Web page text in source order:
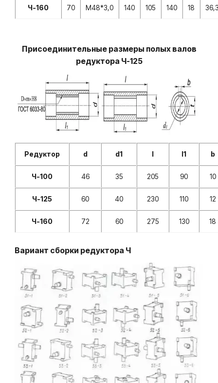
Ч-160 70 М48*3,0 140 105 140 18
Присоединительные размеры полых валов
редуктора Ч-125
Редуктор d d1 l l1 b
Ч-100 46 35 205 90 10
Ч-125 60 40 230 110 12
Ч-160 72 60 275 130 18
Вариант сборки редуктора Ч